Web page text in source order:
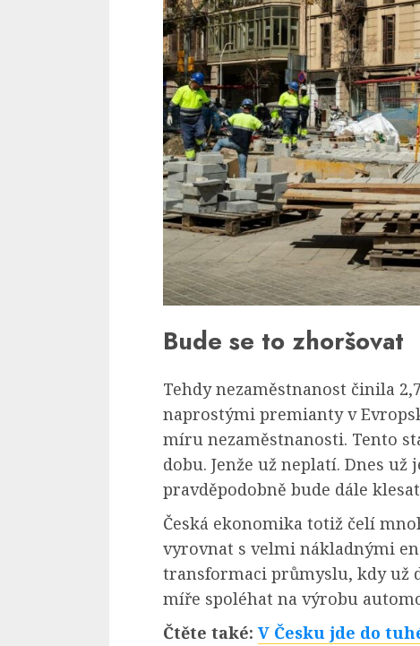
Bude se to zhoršovat
Tehdy nezaměstnanost činila
naprostými premianty v
míru nezaměstnanosti. Tento
dobu. Jenže už neplatí. Dnes
pravděpodobně bude dále
Česká ekonomika totiž čelí
vyrovnat s velmi nákladnými
transformaci průmyslu, kdy už
míře spoléhat na výrobu
Čtěte také: V Česku jde do